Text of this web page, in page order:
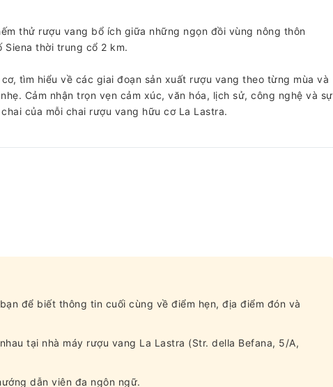
thử rượu vang bổ ích giữa những ngọn đồi vùng nông thôn
thời trung cổ 2 km.
tìm hiểu về các giai đoạn sản xuất rượu vang theo từng mùa và
Cảm nhận trọn vẹn cảm xúc, văn hóa, lịch sử, công nghệ và sự
của mỗi chai rượu vang hữu cơ La Lastra.
để biết thông tin cuối cùng về điểm hẹn, địa điểm đón và
tại nhà máy rượu vang La Lastra (Str. della Befana, 5/A,
dẫn viên đa ngôn ngữ.